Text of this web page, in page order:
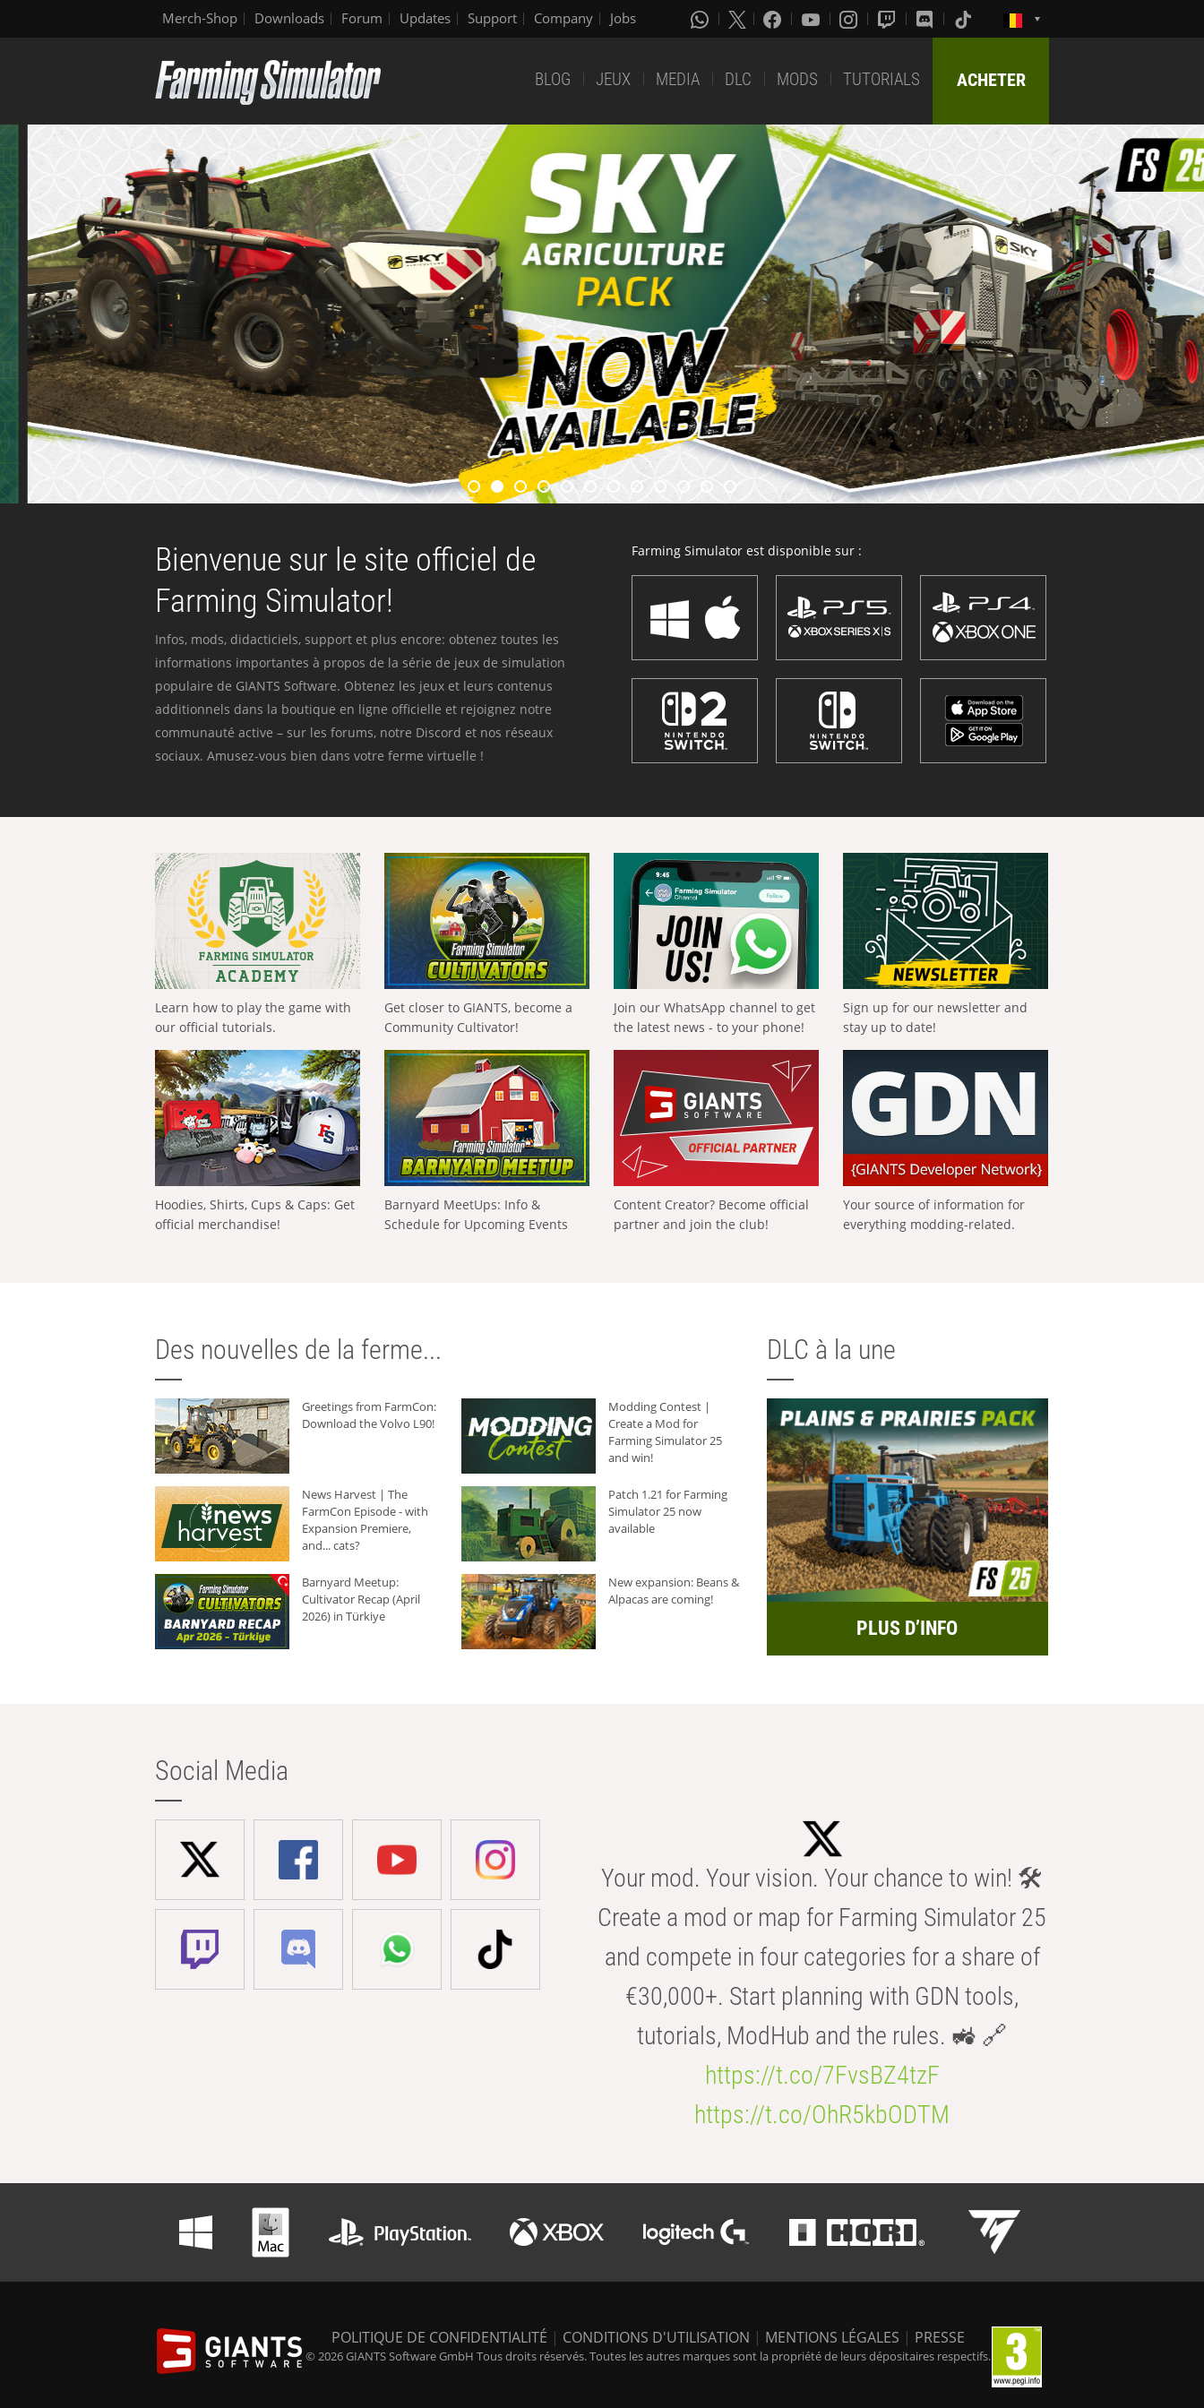
Merch-Shop Downloads Forum Updates Support Company Jobs
BLOG JEUX MEDIA DLC MODS TUTORIALS ACHETER
Bienvenue sur le site officiel de
Farming Simulator!
Infos, mods, didacticiels, support et plus encore: obtenez toutes les
informations importantes à propos de la série de jeux de simulation
populaire de GIANTS Software. Obtenez les jeux et leurs contenus
additionnels dans la boutique en ligne officielle et rejoignez notre
communauté active – sur les forums, notre Discord et nos réseaux
sociaux. Amusez-vous bien dans votre ferme virtuelle !
Farming Simulator est disponible sur :
Learn how to play the game with
our official tutorials.
Get closer to GIANTS, become a
Community Cultivator!
Join our WhatsApp channel to get
the latest news - to your phone!
Sign up for our newsletter and
stay up to date!
Hoodies, Shirts, Cups & Caps: Get
official merchandise!
Barnyard MeetUps: Info &
Schedule for Upcoming Events
Content Creator? Become official
partner and join the club!
Your source of information for
everything modding-related.
Des nouvelles de la ferme...
Greetings from FarmCon:
Download the Volvo L90!
Modding Contest |
Create a Mod for
Farming Simulator 25
and win!
News Harvest | The
FarmCon Episode - with
Expansion Premiere,
and... cats?
Patch 1.21 for Farming
Simulator 25 now
available
Barnyard Meetup:
Cultivator Recap (April
2026) in Türkiye
New expansion: Beans &
Alpacas are coming!
DLC à la une
PLUS D’INFO
Social Media
Your mod. Your vision. Your chance to win! 🛠️
Create a mod or map for Farming Simulator 25
and compete in four categories for a share of
€30,000+. Start planning with GDN tools,
tutorials, ModHub and the rules. 🚜 🔗
https://t.co/7FvsBZ4tzF
https://t.co/OhR5kbODTM
POLITIQUE DE CONFIDENTIALITÉ | CONDITIONS D'UTILISATION | MENTIONS LÉGALES | PRESSE
© 2026 GIANTS Software GmbH Tous droits réservés. Toutes les autres marques sont la propriété de leurs dépositaires respectifs.